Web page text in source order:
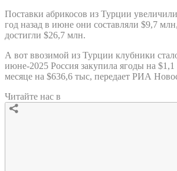
Поставки абрикосов из Турции
год назад в июне они составляли $9,7
достигли $26,7 млн.
А вот ввозимой из Турции клубники
июне-2025 Россия закупила ягоды на
месяце на $636,6 тыс, передает РИА
Читайте нас в